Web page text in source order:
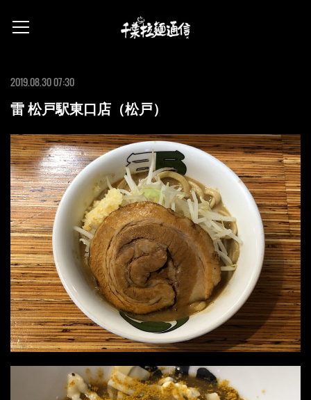
2019.08.30 07:30
雷 松戸駅東口店（松戸）